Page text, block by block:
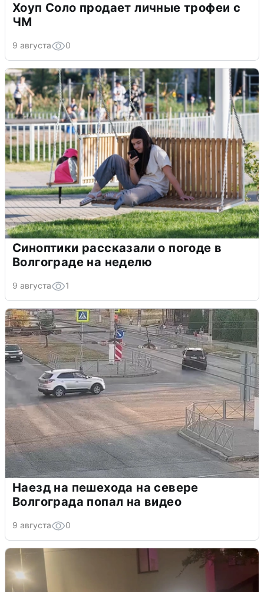
Хоуп Соло продает личные трофеи с
ЧМ
9 августа 0
Синоптики рассказали о погоде в
Волгограде на неделю
9 августа 1
Наезд на пешехода на севере
Волгограда попал на видео
9 августа 0